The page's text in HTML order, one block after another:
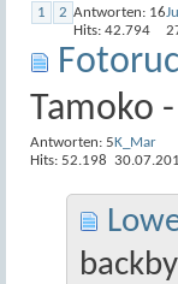
1 2 Antworten: 16
Hits: 42.794
Tamoko
Antworten: 5
Hits: 52.198
K_Mar
backby